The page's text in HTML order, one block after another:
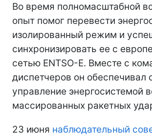
Во время полномасштабной
опыт помог перевести
изолированный режим и
синхронизировать ее с
сетью ENTSO-E. Вместе с
диспетчеров он обеспечивал
управление энергосистемой
массированных ракетных
23 июня наблюдательный